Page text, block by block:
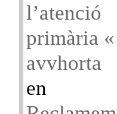
l’atenció
primària «
avvhorta
en